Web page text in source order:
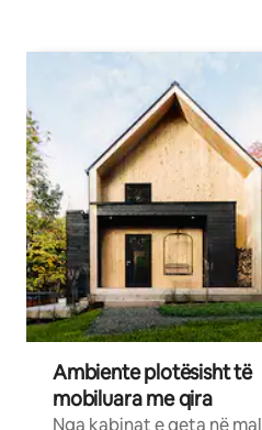
Ambiente plotësisht të
mobiluara me qira
Nga kabinat e qeta në mal